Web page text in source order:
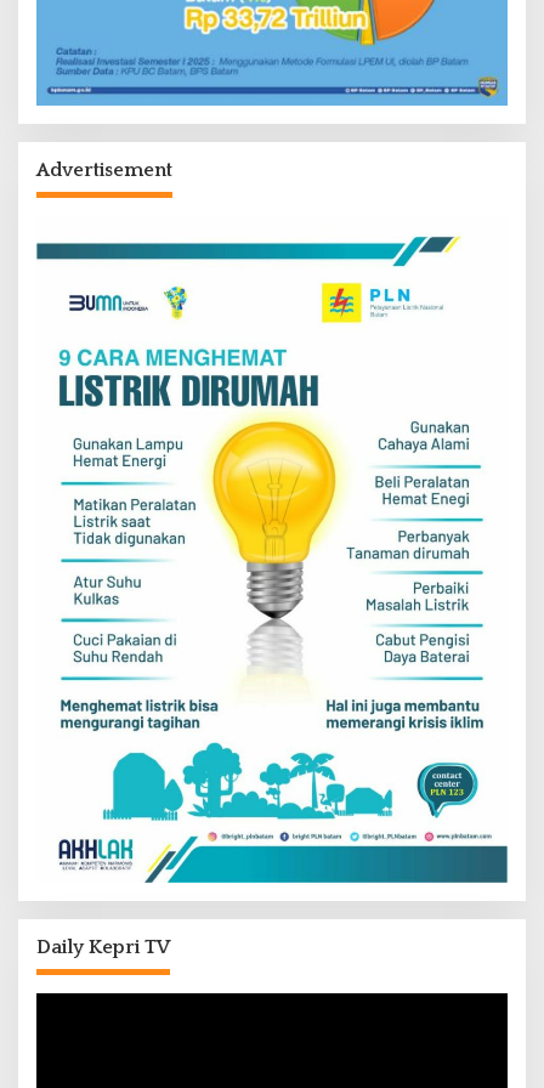
Advertisement
Daily Kepri TV